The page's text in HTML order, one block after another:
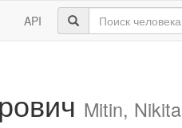
API
Mitin, Nikita